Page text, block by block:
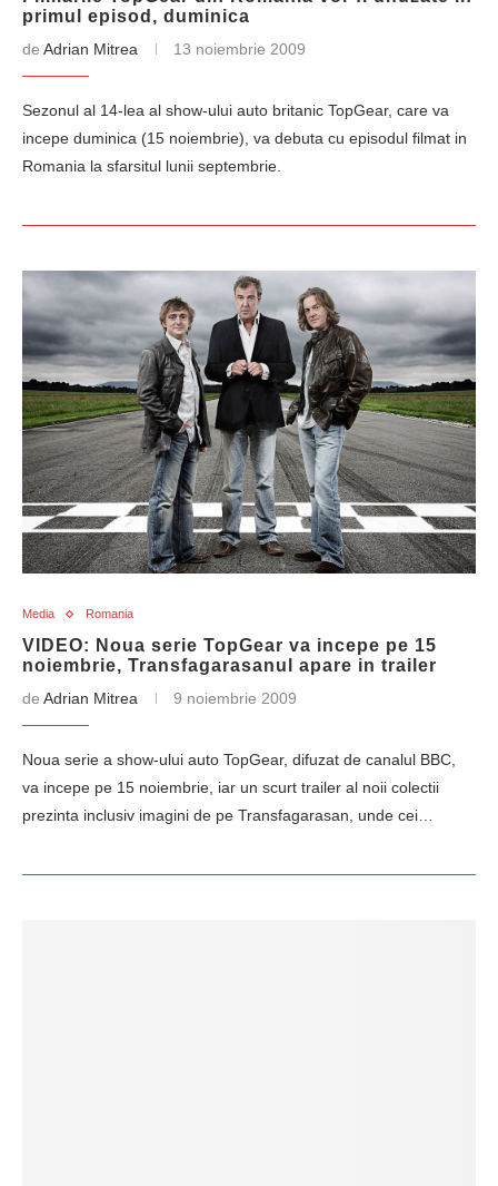
primul episod, duminica
de Adrian Mitrea 13 noiembrie 2009
Sezonul al 14-lea al show-ului auto britanic TopGear, care va
incepe duminica (15 noiembrie), va debuta cu episodul filmat in
Romania la sfarsitul lunii septembrie.
Media Romania
VIDEO: Noua serie TopGear va incepe pe 15
noiembrie, Transfagarasanul apare in trailer
de Adrian Mitrea 9 noiembrie 2009
Noua serie a show-ului auto TopGear, difuzat de canalul BBC,
va incepe pe 15 noiembrie, iar un scurt trailer al noii colectii
prezinta inclusiv imagini de pe Transfagarasan, unde cei…